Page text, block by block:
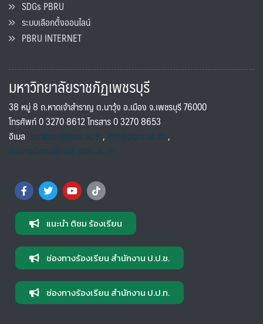
SDGs PBRU
ระบบเลือกตั้งออนไลน์
PBRU INTERNET
มหาวิทยาลัยราชภัฏเพชรบุรี
38 หมู่ 8 ถ.หาดเจ้าสำราญ ต.นาวุ้ง อ.เมือง จ.เพชรบุรี 76000
โทรศัพท์ 0 3270 8612 โทรสาร 0 3270 8653
อีเมล saraban@pbru.ac.th, info@pbru.ac.th,
international@mail.pbru.ac.th
แนะนำ ติชม ร้องเรียน
ช่องทางร้องเรียน สำนักงาน ป.ป.ช.
ช่องทางร้องเรียน สำนักงาน ป.ป.ท.